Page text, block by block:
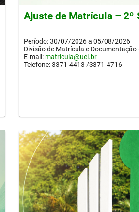
Ajuste de Matrícula – 2º
Período: 30/07/2026 a 05/08/2026
Divisão de Matrícula e Documentação
E-mail: matricula@uel.br
Telefone: 3371-4413 /3371-4716